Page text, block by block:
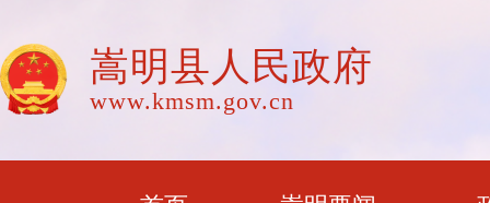
嵩明县人民政府
www.kmsm.gov.cn